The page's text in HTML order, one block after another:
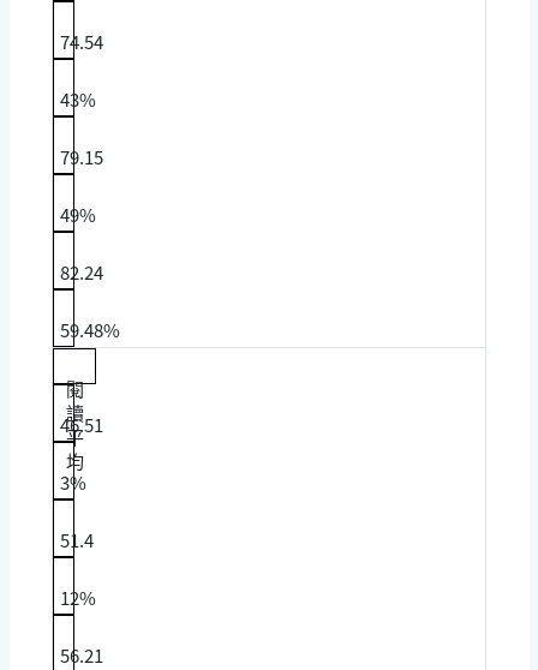
74.54
43%
79.15
49%
82.24
59.48%
閱
讀
平
均
46.51
3%
51.4
12%
56.21